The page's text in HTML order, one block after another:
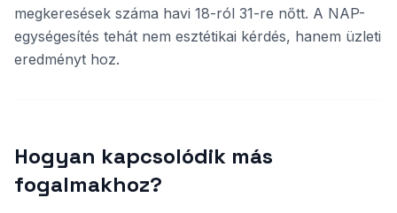
megkeresések száma havi 18-ról 31-re nőtt. A NAP-
egységesítés tehát nem esztétikai kérdés, hanem üzleti
eredményt hoz.
Hogyan kapcsolódik más
fogalmakhoz?